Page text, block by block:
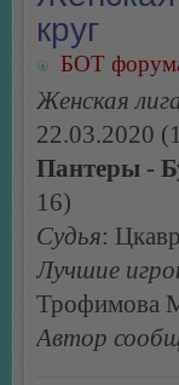
круг
БОТ
Женская
22.03.2020
Пантеры -
16)
Судья:
Лучшие
Трофимова
Автор